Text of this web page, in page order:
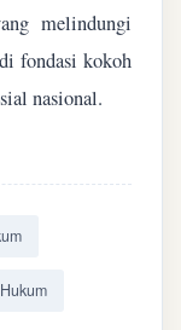
melindungi
fondasi kokoh
nasional.